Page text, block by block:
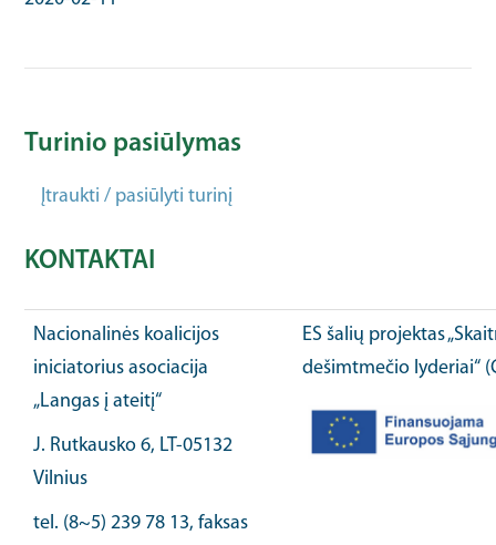
Turinio pasiūlymas
Įtraukti / pasiūlyti turinį
KONTAKTAI
Nacionalinės koalicijos
iniciatorius asociacija
„Langas į ateitį“
J. Rutkausko 6, LT-05132
Vilnius
tel. (8~5) 239 78 13, faksas
ES šalių projektas
dešimtmečio lyderiai“